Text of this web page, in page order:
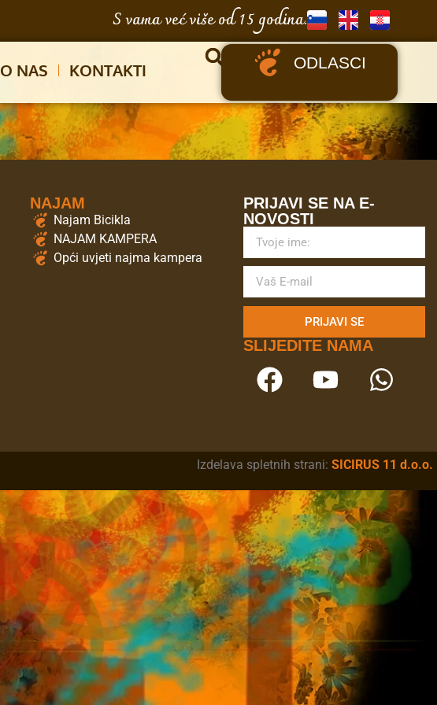
S vama već više od 15 godina.
O NAS KONTAKTI ODLASCI
NAJAM
Najam Bicikla
NAJAM KAMPERA
Opći uvjeti najma kampera
PRIJAVI SE NA E-
NOVOSTI
PRIJAVI SE
SLIJEDITE NAMA
Izdelava spletnih strani: SICIRUS 11 d.o.o.